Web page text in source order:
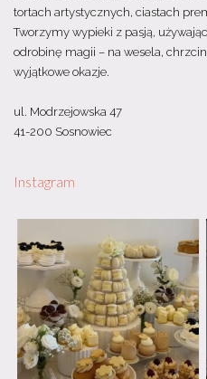
tortach artystycznych, ciastach
Tworzymy wypieki z pasją,
odrobinę magii – na wesela,
wyjątkowe okazje.
ul. Modrzejowska 47
41-200 Sosnowiec
Instagram